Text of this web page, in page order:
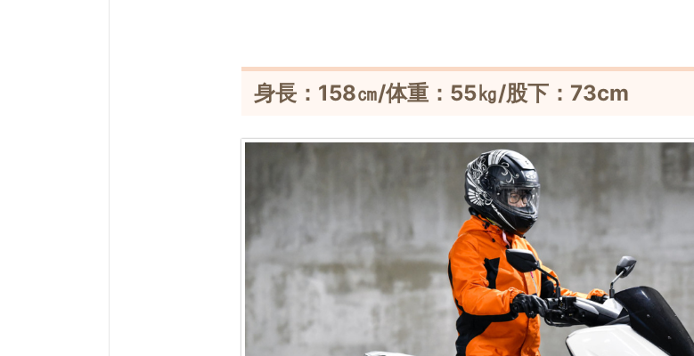
身長：158㎝/体重：55㎏/股下：73cm